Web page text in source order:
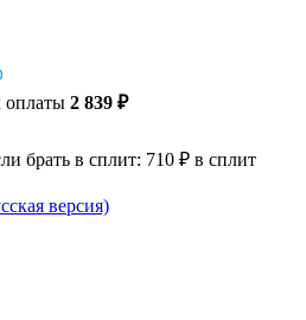
оплаты 2 839 ₽
брать в сплит: 710 ₽ в сплит
версия)